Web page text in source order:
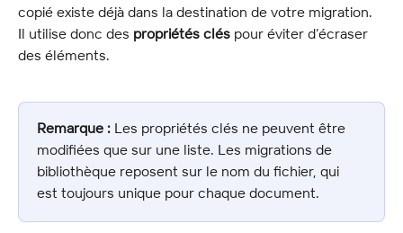
copié existe déjà dans la destination de votre migration.
Il utilise donc des propriétés clés pour éviter d’écraser
des éléments.
Remarque : Les propriétés clés ne peuvent être
modifiées que sur une liste. Les migrations de
bibliothèque reposent sur le nom du fichier, qui
est toujours unique pour chaque document.